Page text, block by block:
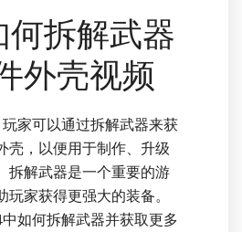
拆解武器
外壳视频
家可以通过拆解武器来获
壳，以便用于制作、升级
拆解武器是一个重要的游
家获得更强大的装备。
如何拆解武器并获取更多